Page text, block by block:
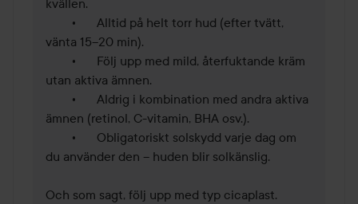
vänta 15–20 min).
utan aktiva ämnen.
ämnen (retinol, C-vitamin, BHA osv.).
du använder den – huden blir solkänslig.
Och som sagt, följ upp med typ cicaplast.